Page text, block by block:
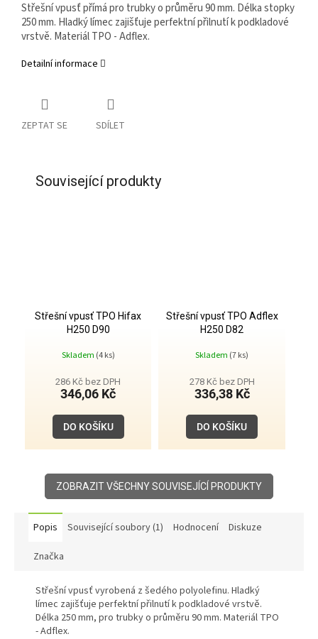
Střešní vpusť přímá pro trubky o průměru 90 mm. Délka stopky
250 mm. Hladký límec zajišťuje perfektní přilnutí k podkladové
vrstvě. Materiál TPO - Adflex.
Detailní informace
ZEPTAT SE SDÍLET
Související produkty
Střešní vpusť TPO Hifax
H250 D90
Skladem (4 ks)
286 Kč bez DPH
346,06 Kč
DO KOŠÍKU
Střešní vpusť TPO Adflex
H250 D82
Skladem (7 ks)
278 Kč bez DPH
336,38 Kč
DO KOŠÍKU
ZOBRAZIT VŠECHNY SOUVISEJÍCÍ PRODUKTY
Popis Související soubory (1) Hodnocení Diskuze
Značka
Střešní vpusť vyrobená z šedého polyolefinu. Hladký
límec zajišťuje perfektní přilnutí k podkladové vrstvě.
Délka 250 mm, pro trubky o průměru 90 mm. Materiál TPO
- Adflex.